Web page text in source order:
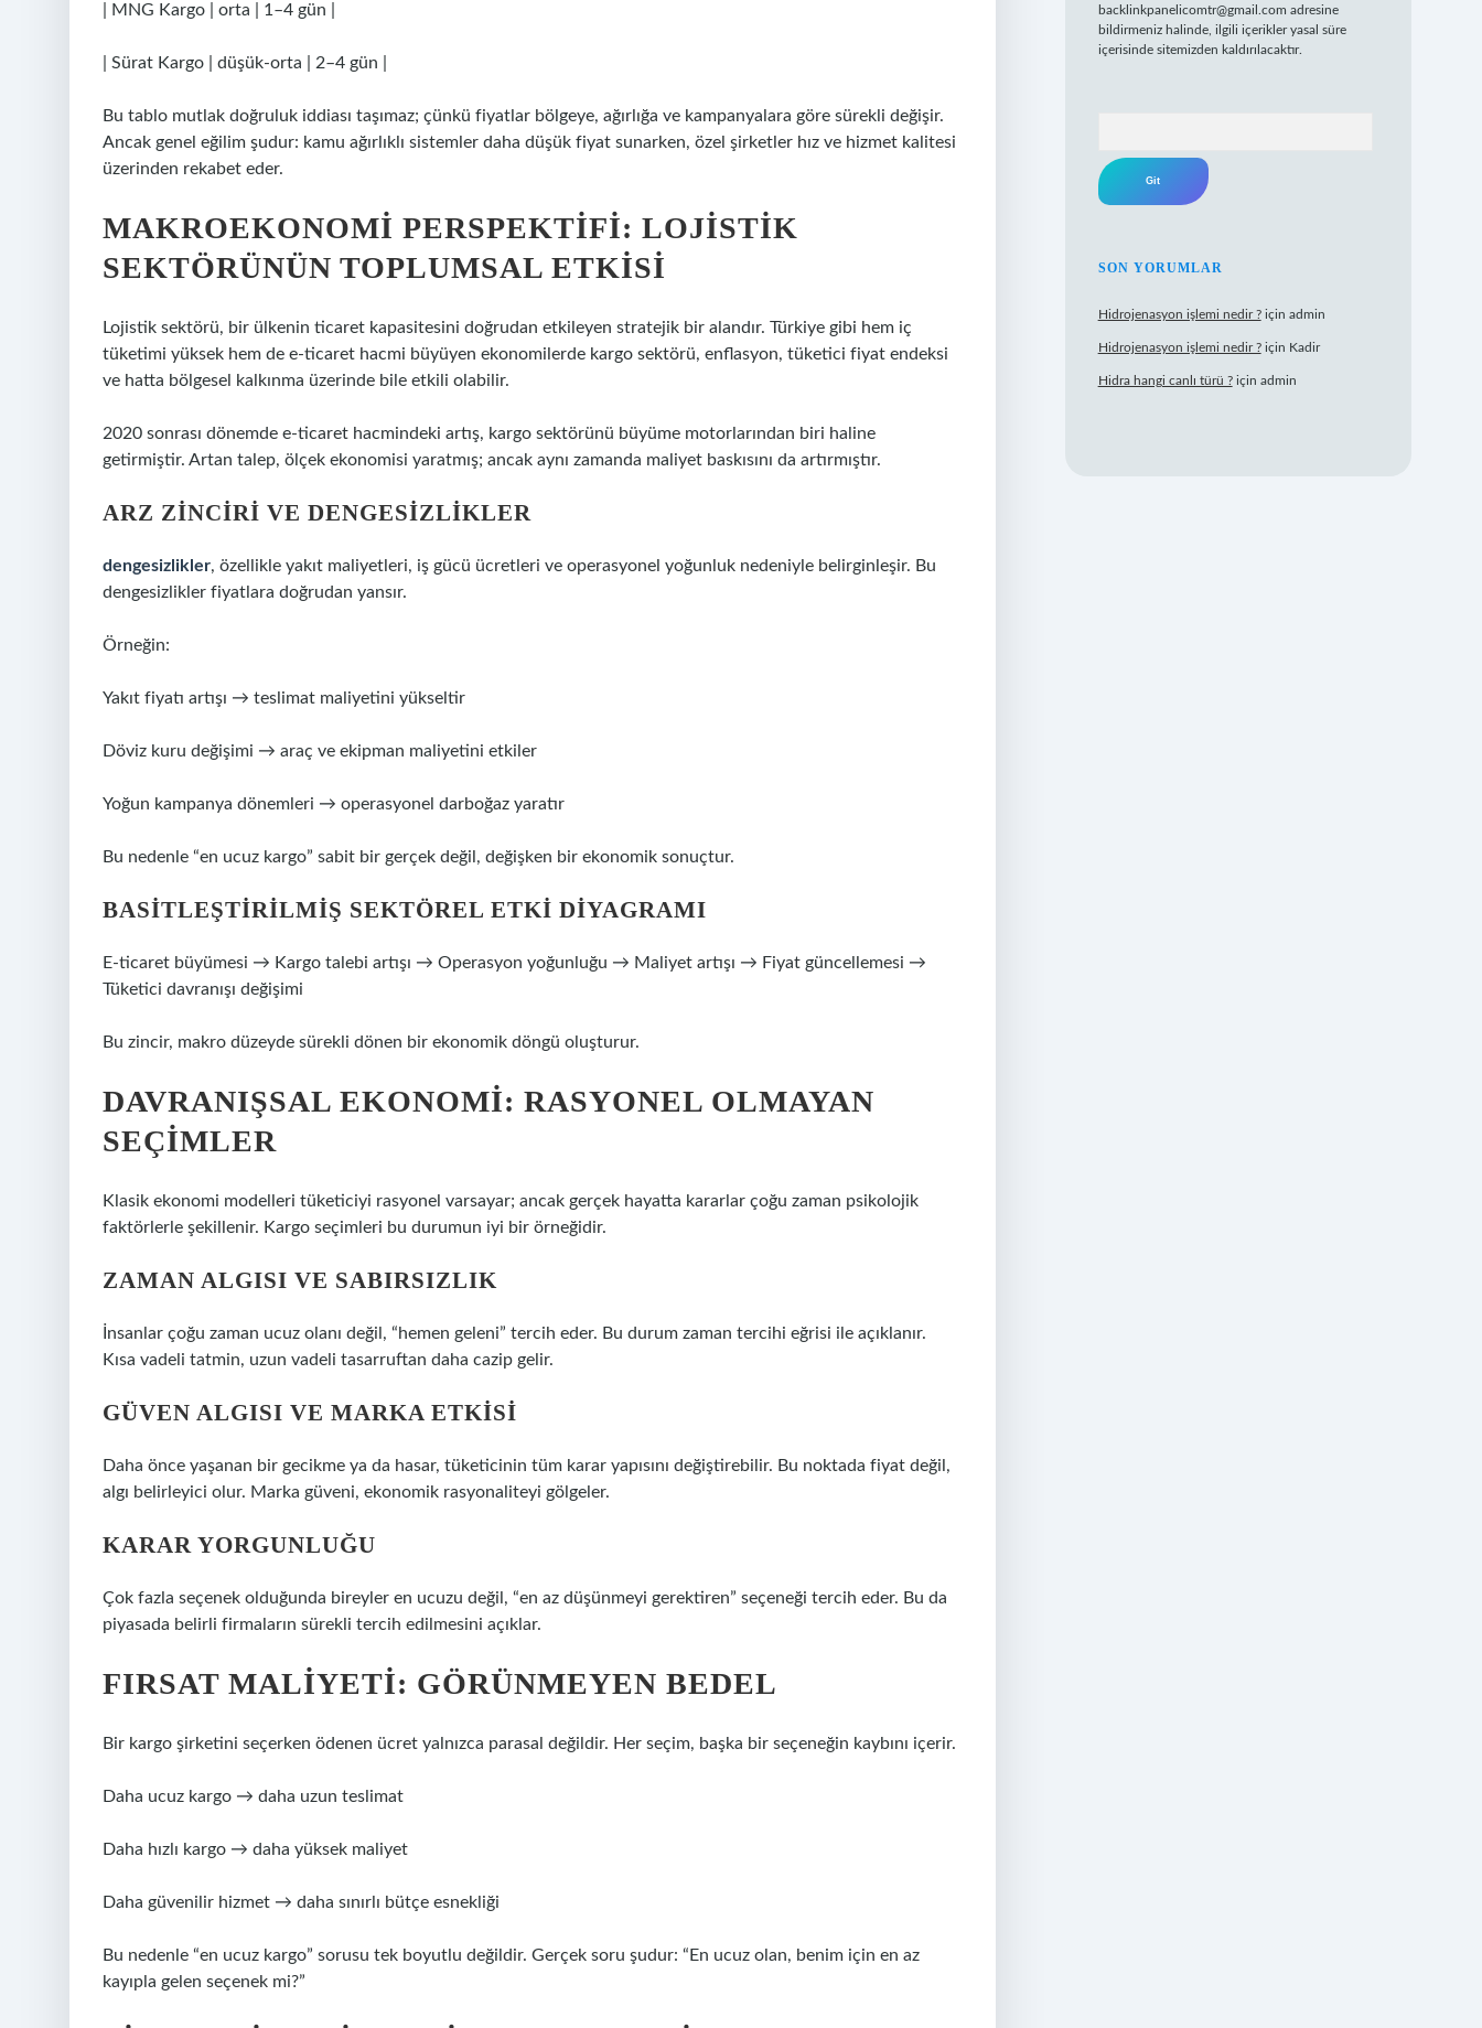
| MNG Kargo | orta | 1–4 gün |
| Sürat Kargo | düşük-orta | 2–4 gün |
Bu tablo mutlak doğruluk iddiası taşımaz; çünkü fiyatlar bölgeye, ağırlığa ve kampanyalara göre sürekli değişir.
Ancak genel eğilim şudur: kamu ağırlıklı sistemler daha düşük fiyat sunarken, özel şirketler hız ve hizmet kalitesi
üzerinden rekabet eder.
MAKROEKONOMI PERSPEKTIFI: LOJISTIK
SEKTÖRÜNÜN TOPLUMSAL ETKISI
Lojistik sektörü, bir ülkenin ticaret kapasitesini doğrudan etkileyen stratejik bir alandır. Türkiye gibi hem iç
tüketimi yüksek hem de e-ticaret hacmi büyüyen ekonomilerde kargo sektörü, enflasyon, tüketici fiyat endeksi
ve hatta bölgesel kalkınma üzerinde bile etkili olabilir.
2020 sonrası dönemde e-ticaret hacmindeki artış, kargo sektörünü büyüme motorlarından biri haline
getirmiştir. Artan talep, ölçek ekonomisi yaratmış; ancak aynı zamanda maliyet baskısını da artırmıştır.
ARZ ZINCIRI VE DENGESIZLIKLER
dengesizlikler, özellikle yakıt maliyetleri, iş gücü ücretleri ve operasyonel yoğunluk nedeniyle belirginleşir. Bu
dengesizlikler fiyatlara doğrudan yansır.
Örneğin:
Yakıt fiyatı artışı → teslimat maliyetini yükseltir
Döviz kuru değişimi → araç ve ekipman maliyetini etkiler
Yoğun kampanya dönemleri → operasyonel darboğaz yaratır
Bu nedenle “en ucuz kargo” sabit bir gerçek değil, değişken bir ekonomik sonuçtur.
BASITLEŞTIRILMIŞ SEKTÖREL ETKI DIYAGRAMI
E-ticaret büyümesi → Kargo talebi artışı → Operasyon yoğunluğu → Maliyet artışı → Fiyat güncellemesi →
Tüketici davranışı değişimi
Bu zincir, makro düzeyde sürekli dönen bir ekonomik döngü oluşturur.
DAVRANIŞSAL EKONOMI: RASYONEL OLMAYAN
SEÇIMLER
Klasik ekonomi modelleri tüketiciyi rasyonel varsayar; ancak gerçek hayatta kararlar çoğu zaman psikolojik
faktörlerle şekillenir. Kargo seçimleri bu durumun iyi bir örneğidir.
ZAMAN ALGISI VE SABIRSIZLIK
İnsanlar çoğu zaman ucuz olanı değil, “hemen geleni” tercih eder. Bu durum zaman tercihi eğrisi ile açıklanır.
Kısa vadeli tatmin, uzun vadeli tasarruftan daha cazip gelir.
GÜVEN ALGISI VE MARKA ETKISI
Daha önce yaşanan bir gecikme ya da hasar, tüketicinin tüm karar yapısını değiştirebilir. Bu noktada fiyat değil,
algı belirleyici olur. Marka güveni, ekonomik rasyonaliteyi gölgeler.
KARAR YORGUNLUĞU
Çok fazla seçenek olduğunda bireyler en ucuzu değil, “en az düşünmeyi gerektiren” seçeneği tercih eder. Bu da
piyasada belirli firmaların sürekli tercih edilmesini açıklar.
FIRSAT MALIYETI: GÖRÜNMEYEN BEDEL
Bir kargo şirketini seçerken ödenen ücret yalnızca parasal değildir. Her seçim, başka bir seçeneğin kaybını içerir.
Daha ucuz kargo → daha uzun teslimat
Daha hızlı kargo → daha yüksek maliyet
Daha güvenilir hizmet → daha sınırlı bütçe esnekliği
Bu nedenle “en ucuz kargo” sorusu tek boyutlu değildir. Gerçek soru şudur: “En ucuz olan, benim için en az
kayıpla gelen seçenek mi?”
backlinkpanelicomtr@gmail.com adresine
bildirmeniz halinde, ilgili içerikler yasal süre
içerisinde sitemizden kaldırılacaktır.
SON YORUMLAR
Hidrojenasyon işlemi nedir ?için admin
Hidrojenasyon işlemi nedir ?için Kadir
Hidra hangi canlı türü ?için admin